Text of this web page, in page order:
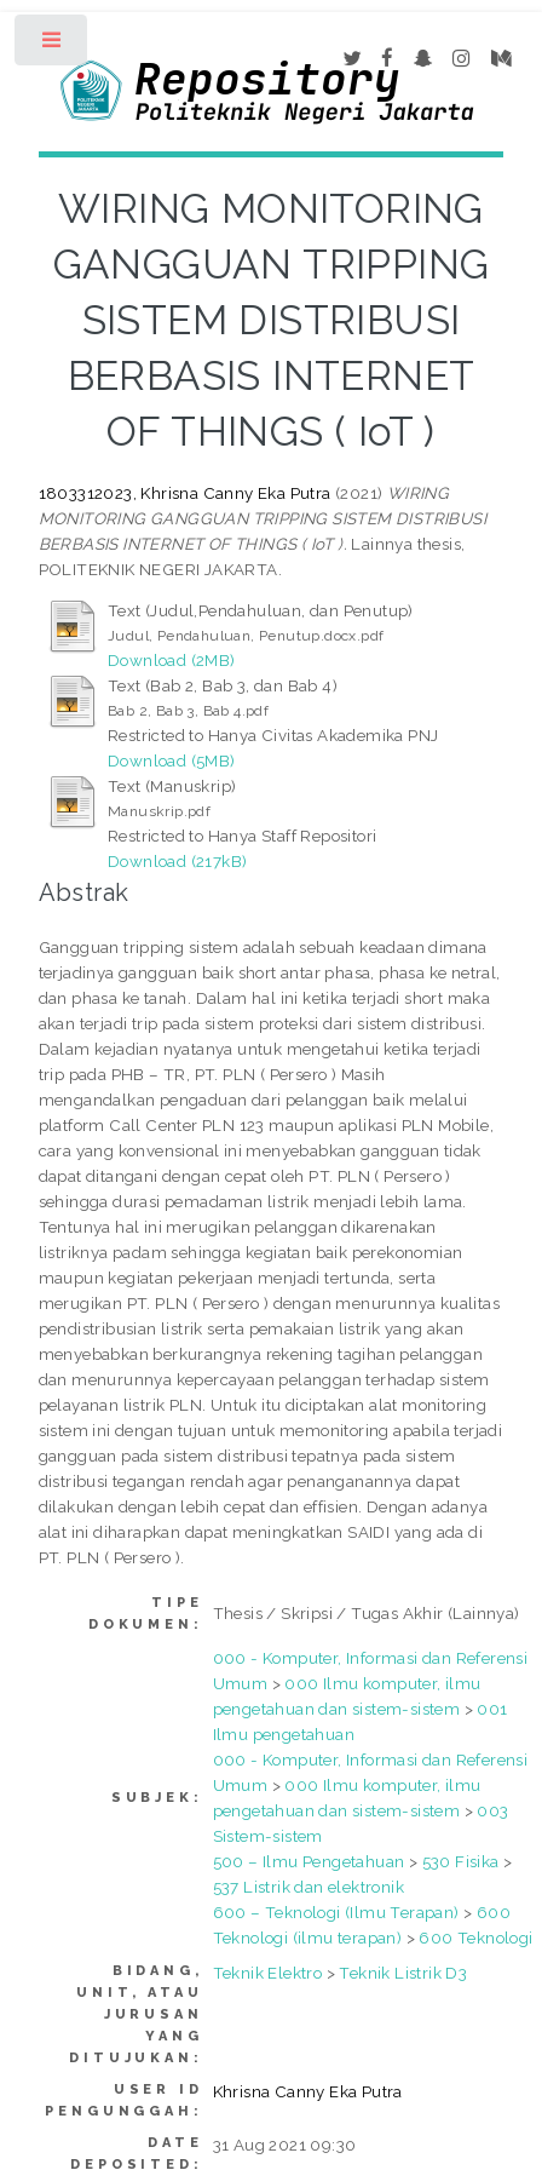
WIRING MONITORING
GANGGUAN TRIPPING
SISTEM DISTRIBUSI
BERBASIS INTERNET
OF THINGS ( IoT )
1803312023, Khrisna Canny Eka Putra (2021) WIRING
MONITORING GANGGUAN TRIPPING SISTEM DISTRIBUSI
BERBASIS INTERNET OF THINGS ( IoT ). Lainnya thesis,
POLITEKNIK NEGERI JAKARTA.
Text (Judul,Pendahuluan, dan Penutup)
Judul, Pendahuluan, Penutup.docx.pdf
Download (2MB)
Text (Bab 2, Bab 3, dan Bab 4)
Bab 2, Bab 3, Bab 4.pdf
Restricted to Hanya Civitas Akademika PNJ
Download (5MB)
Text (Manuskrip)
Manuskrip.pdf
Restricted to Hanya Staff Repositori
Download (217kB)
Abstrak
Gangguan tripping sistem adalah sebuah keadaan dimana
terjadinya gangguan baik short antar phasa, phasa ke netral,
dan phasa ke tanah. Dalam hal ini ketika terjadi short maka
akan terjadi trip pada sistem proteksi dari sistem distribusi.
Dalam kejadian nyatanya untuk mengetahui ketika terjadi
trip pada PHB – TR, PT. PLN ( Persero ) Masih
mengandalkan pengaduan dari pelanggan baik melalui
platform Call Center PLN 123 maupun aplikasi PLN Mobile,
cara yang konvensional ini menyebabkan gangguan tidak
dapat ditangani dengan cepat oleh PT. PLN ( Persero )
sehingga durasi pemadaman listrik menjadi lebih lama.
Tentunya hal ini merugikan pelanggan dikarenakan
listriknya padam sehingga kegiatan baik perekonomian
maupun kegiatan pekerjaan menjadi tertunda, serta
merugikan PT. PLN ( Persero ) dengan menurunnya kualitas
pendistribusian listrik serta pemakaian listrik yang akan
menyebabkan berkurangnya rekening tagihan pelanggan
dan menurunnya kepercayaan pelanggan terhadap sistem
pelayanan listrik PLN. Untuk itu diciptakan alat monitoring
sistem ini dengan tujuan untuk memonitoring apabila terjadi
gangguan pada sistem distribusi tepatnya pada sistem
distribusi tegangan rendah agar penanganannya dapat
dilakukan dengan lebih cepat dan effisien. Dengan adanya
alat ini diharapkan dapat meningkatkan SAIDI yang ada di
PT. PLN ( Persero ).
TIPE
DOKUMEN:
Thesis / Skripsi / Tugas Akhir (Lainnya)
SUBJEK:
000 - Komputer, Informasi dan Referensi
Umum > 000 Ilmu komputer, ilmu
pengetahuan dan sistem-sistem > 001
Ilmu pengetahuan
000 - Komputer, Informasi dan Referensi
Umum > 000 Ilmu komputer, ilmu
pengetahuan dan sistem-sistem > 003
Sistem-sistem
500 – Ilmu Pengetahuan > 530 Fisika >
537 Listrik dan elektronik
600 – Teknologi (Ilmu Terapan) > 600
Teknologi (ilmu terapan) > 600 Teknologi
BIDANG,
UNIT, ATAU
JURUSAN
YANG
DITUJUKAN:
Teknik Elektro >Teknik Listrik D3
USER ID
PENGUNGGAH:
Khrisna Canny Eka Putra
DATE
DEPOSITED:
31 Aug 2021 09:30